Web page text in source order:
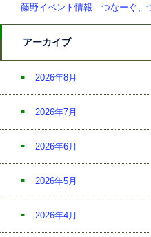
藤野イベント情報 つなーぐ、
アーカイブ
2026年8月
2026年7月
2026年6月
2026年5月
2026年4月